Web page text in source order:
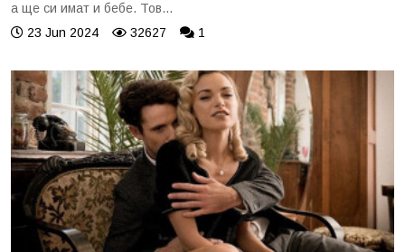
а ще си имат и бебе. Тов...
23 Jun 2024
32627 1